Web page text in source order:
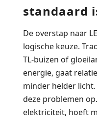
standaard
De overstap naar
logische keuze.
TL-buizen of
energie, gaat
minder helder
deze problemen
elektriciteit, hoeft